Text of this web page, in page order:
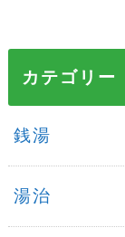
カテゴリー
銭湯
湯治